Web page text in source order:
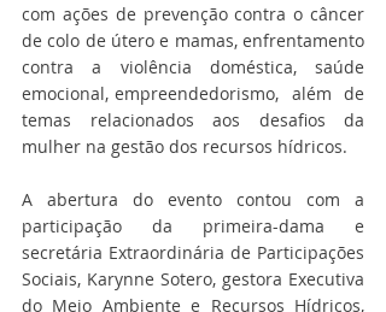
com ações de prevenção contra o câncer
de colo de útero e mamas, enfrentamento
contra a violência doméstica, saúde
emocional, empreendedorismo,  além  de
temas relacionados aos desafios da
mulher na gestão dos recursos hídricos.
A abertura do evento contou com a
participação da primeira-dama e
secretária Extraordinária de Participações
Sociais, Karynne Sotero, gestora Executiva
do Meio Ambiente e Recursos Hídricos,